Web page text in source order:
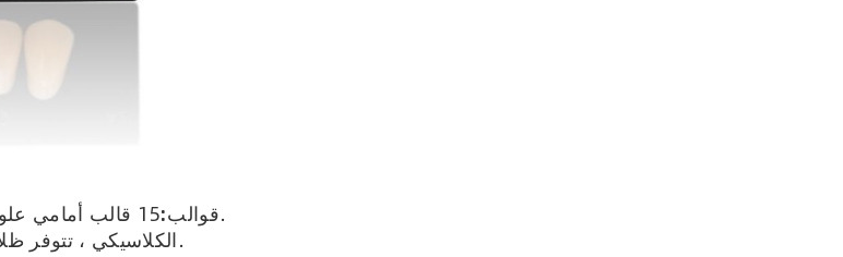
قوالب:15 قالب أمامي علوي ، 10 قوالب أمامية سفلية و 8 قوالب خلفية.
يتوفر ظل A2 الكلاسيكي ، تتوفر ظلال أخرى عند الطلب.